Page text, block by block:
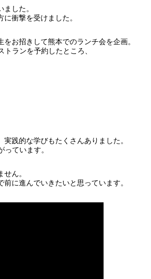
した。
衝撃を受けました。
お招きして熊本でのランチ会を企画。
ランを予約したところ、
践的な学びもたくさんありました。
ています。
ん。
に進んでいきたいと思っています。